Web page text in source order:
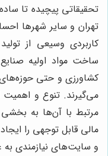
تحقیقاتی پیچیده تا
تهران و سایر شهرها
کاربردی وسیعی از
ساخت مواد اولیه
کشاورزی و حتی حوزه‌های
می‌گیرند. تنوع و
مرتبط با آن‌ها به بخشی
مالی قابل توجهی را
و سایت‌های نیازمندی به